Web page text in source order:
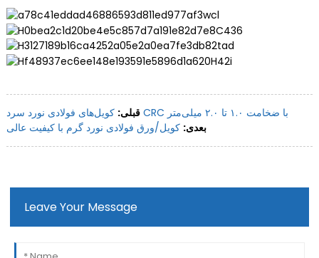
قبلی:
کویل‌های فولادی نورد سرد CRC با ضخامت ۱.۰ تا ۲.۰ میلی‌متر
بعدی: کویل/ورق فولادی نورد گرم با کیفیت عالی
Leave Your Message